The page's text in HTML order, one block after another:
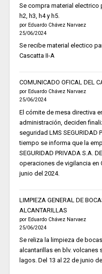
Se compra material electrico
h2, h3, h4 y h5.
por Eduardo Chávez Narvaez
25/06/2024
Se recibe material electico
Cascatta II-A
COMUNICADO OFICAL DEL
por Eduardo Chávez Narvaez
25/06/2024
El cómite de mesa directiva
administración, deciden
seguridad LMS SEGURIDAD
tiempo se informa que la
SEGURIDAD PRIVADA S.A.
operaciones de vigilancia en
junio del 2024.
LIMPIEZA GENERAL DE
ALCANTARILLAS
por Eduardo Chávez Narvaez
25/06/2024
Se reliza la limpieza de
alcantarillas en blv. volcanes
lagos. Del 13 al 22 de junio